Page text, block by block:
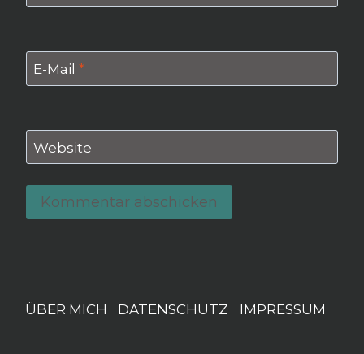
E-Mail *
Website
ÜBER MICH DATENSCHUTZ IMPRESSUM